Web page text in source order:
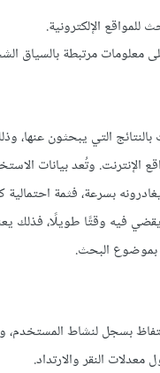
الإلكترونية.
مرتبطة بالسياق
التي يبحثون عنها،
الإنترنت. وتُعد بيانات
بسرعة، فثمة
فيه وقتًا طويلًا،
بموضوع البحث.
بسجل لنشاط المستخدم،
النقر والارتداد.